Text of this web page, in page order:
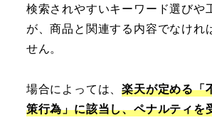
検索されやすいキーワード選びや
が、商品と関連する内容でなけれ
せん。
場合によっては、楽天が定める「
策行為」に該当し、ペナルティを